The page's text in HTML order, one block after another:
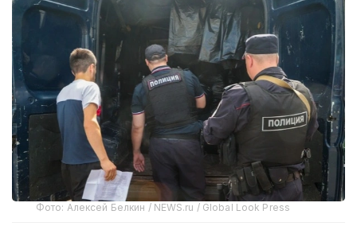
Фото: Алексей Белкин / NEWS.ru / Global Look Press